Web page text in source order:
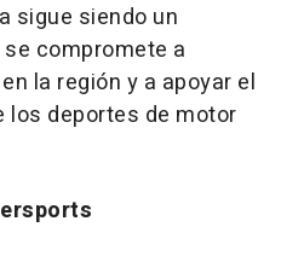
sigue siendo un
compromete a
la región y a apoyar el
deportes de motor